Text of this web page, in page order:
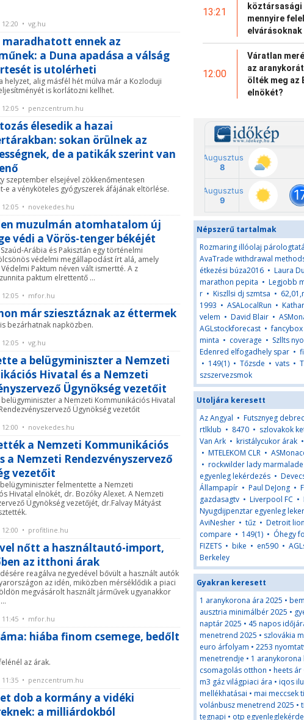
12:20 • vg.hu
maradhatott ennek az
a Duna apadása a válság
is utolérheti
helyzet, alig másfél hét múlva már a Kozloduji
is korlátozni kellhet.
12:05 • penzcentrum.hu
élesedik a hazai
sokan örülnek az
de a patikák szerint van
szeptember elsejével zökkenőmentesen
e a vényköteles gyógyszerek áfájának eltörlése.
12:05 • novekedes.hu
muzulmán atomhatalom új
védi a Vörös-tenger békéjét
Arábia és Pakisztán egy történelmi
védelmi megállapodást írt alá, amely
Paktum néven vált ismertté. A z
paktum elrettentő ...
12:05 • mfor.hu
már sziesztáznak az éttermek
bezárhatnak napközben.
12:05 • vg.hu
a belügyminiszter a Nemzeti
Hivatal és a Nemzeti
Ügynökség vezetőit
a Nemzeti Kommunikációs Hivatal
Ügynökség vezetőit
12:00 • novekedes.hu
a Nemzeti Kommunikációs
a Nemzeti Rendezvényszervező
vezetőit
felmentette a Nemzeti
Hivatal elnökét, dr. Bozóky Alexet. A Nemzeti
Ügynökség vezetőjét, dr.Falvay Mátyást
12:00 • profitline.hu
nőtt a használtautó-import,
az itthoni árak
reagálva negyedével bővült a használt autók
az idén, miközben mérséklődik a piaci
megvásárolt használt járművek ugyanakkor
11:45 • mfor.hu
hiába finom csemege, bedőlt
az árak.
11:35 • penzcentrum.hu
dob a kormány a vidéki
a milliárdokból
13:21
köztársasági
mennyire
elvárásoknak
12:00
Váratlan
az
ölték meg az
elnökét?
Népszerű tartalmak
Rozmaring illóolaj
AvaTrade withdrawal
étkezési búza2016 • Laura
marathon pepita • Legjobb
r • Kiszllsi dj szmtsa •
1993 • ASALocalRun •
velem • David Blair •
AGLstockforecast •fancybox
minta • coverage • Szllts
Edenred elfogadhely spar •
• 149(1) • Tőzsde • vats •
szszervezsmok
Utoljára keresett
Az Angyal • Futsznyeg
rtlklub • 8470 • szlovakok
Van Ark • kristálycukor árak •
• MTELEKOM CLR •
• rockwilder lady marmalade
egyenleg lekérdezés •
Állampapír • Paul DeJong •
gazdasagtv • Liverpool FC •
Nyugdijpenztar egyenleg
AviNesher • tűz • Detroit
compare • 149(1) • Óhegy
FIZETS • bike • en590 •
Berkeley
Gyakran keresett
1 aranykorona ára 2025 •
ausztria minimálbér 2025 •
naptár 2025 • 45 napos
menetrend 2025 • szlovákia
euro árfolyam • 2253
menetrendje • 1
csomagolás otthon • heets ár
m3 gáz világpiaci ára • iqos
mellékhatásai • mai meccsek
volánbusz menetrend 2025 •
tegnapi • otp